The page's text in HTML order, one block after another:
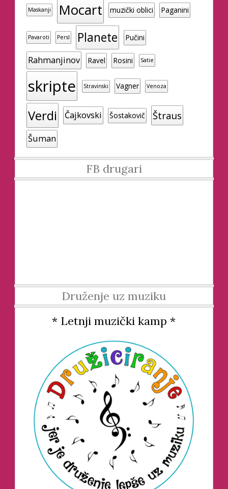
Maskanji Mocart muzički oblici Paganini
Pavaroti Persl Planete Pučini
Rahmanjinov Ravel Rosini Satie
skripte Stravinski Vagner Venoza
Verdi Čajkovski Šostakovič Štraus
Šuman
FB drugari
Druženje uz muziku
* Letnji muzički kamp *